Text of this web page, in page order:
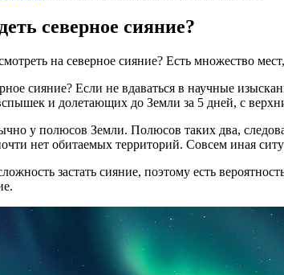
северное сияние?
на северное сияние? Есть множество
сияние? Если не вдаваться в научные
и долетающих до Земли за 5 дней, с
у полюсов Земли. Полюсов таких два,
нет обитаемых территорий. Совсем иная
застать сияние, поэтому есть